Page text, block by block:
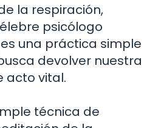
la respiración,
psicólogo
una práctica simple
devolver nuestra
acto vital.
técnica de